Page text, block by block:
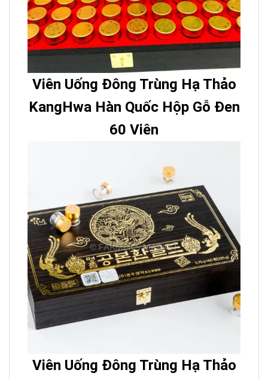
Viên Uống Đông Trùng Hạ Thảo
KangHwa Hàn Quốc Hộp Gỗ Đen
60 Viên
Viên Uống Đông Trùng Hạ Thảo